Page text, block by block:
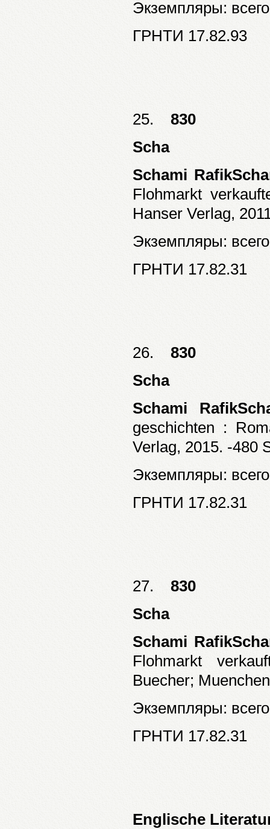
Экземпляры:
ГРНТИ 17.82.93
25. 830
Scha
Schami
Flohmarkt
Hanser Verlag,
Экземпляры:
ГРНТИ 17.82.31
26. 830
Scha
Schami
geschichten :
Verlag, 2015. -480
Экземпляры:
ГРНТИ 17.82.31
27. 830
Scha
Schami
Flohmarkt
Buecher;
Экземпляры:
ГРНТИ 17.82.31
Englische